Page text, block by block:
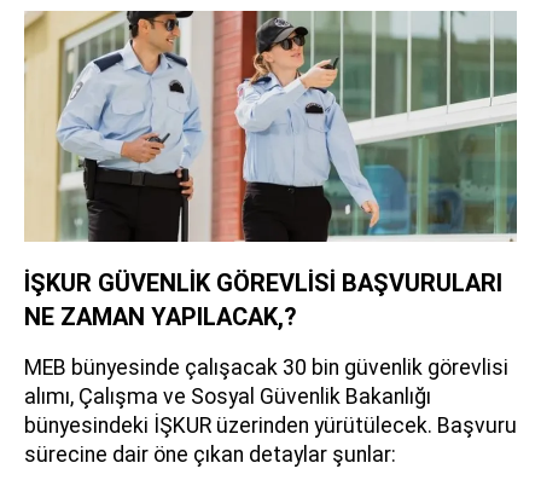
İŞKUR GÜVENLİK GÖREVLİSİ BAŞVURULARI
NE ZAMAN YAPILACAK,?
MEB bünyesinde çalışacak 30 bin güvenlik görevlisi
alımı, Çalışma ve Sosyal Güvenlik Bakanlığı
bünyesindeki İŞKUR üzerinden yürütülecek. Başvuru
sürecine dair öne çıkan detaylar şunlar: